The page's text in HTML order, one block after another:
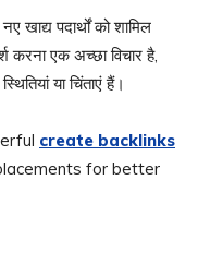
खाद्य पदार्थों को शामिल
करना एक अच्छा विचार है,
या चिंताएं हैं।
create backlinks
for better